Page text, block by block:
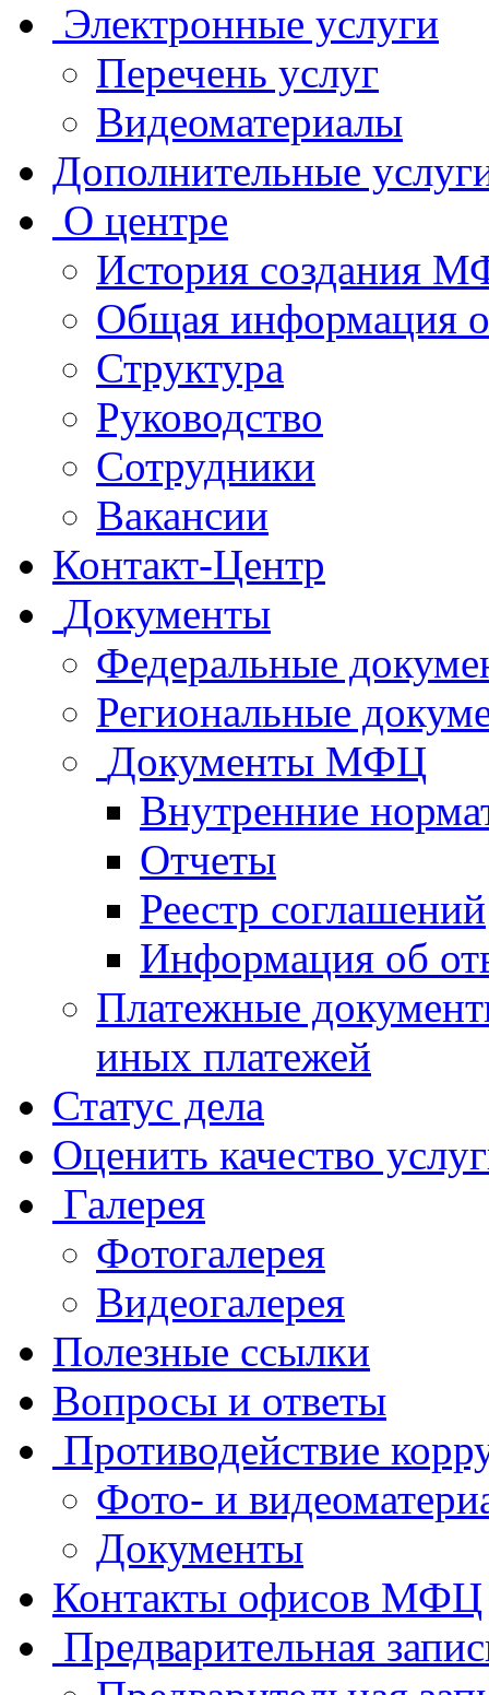
Электронные услуги
Перечень услуг
Видеоматериалы
Дополнительные
О центре
История создания
Общая
Структура
Руководство
Сотрудники
Вакансии
Контакт-Центр
Документы
Федеральные
Региональные
Документы МФЦ
Внутренние
Отчеты
Реестр соглашений
Информация об
Платежные
иных платежей
Статус дела
Оценить качество
Галерея
Фотогалерея
Видеогалерея
Полезные ссылки
Вопросы и ответы
Противодействие
Фото- и
Документы
Контакты офисов МФЦ
Предварительная